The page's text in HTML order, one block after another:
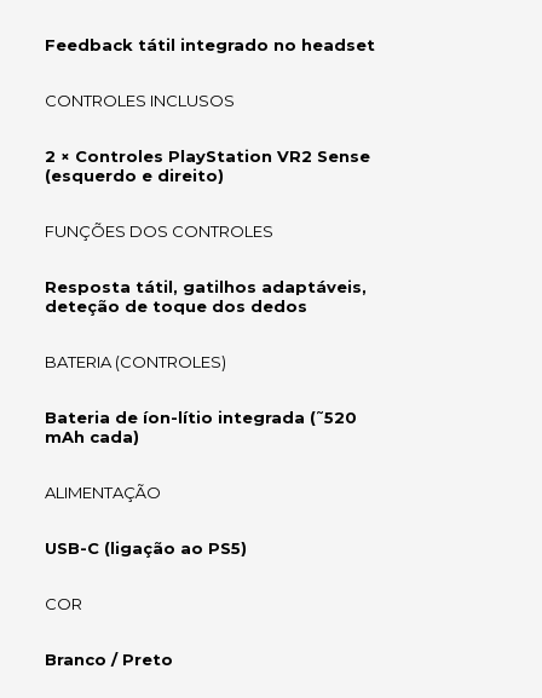
Feedback tátil integrado no headset
CONTROLES INCLUSOS
2 × Controles PlayStation VR2 Sense
(esquerdo e direito)
FUNÇÕES DOS CONTROLES
Resposta tátil, gatilhos adaptáveis,
deteção de toque dos dedos
BATERIA (CONTROLES)
Bateria de íon-lítio integrada (˜520
mAh cada)
ALIMENTAÇÃO
USB-C (ligação ao PS5)
COR
Branco / Preto